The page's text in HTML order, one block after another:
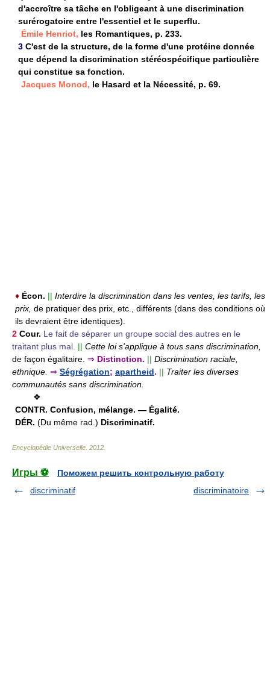
d'accroître sa tâche en l'obligeant à une discrimination
surérogatoire entre l'essentiel et le superflu.
Émile Henriot, les Romantiques, p. 233.
3 C'est de la structure, de la forme d'une protéine donnée
que dépend la discrimination stéréospécifique particulière
qui constitue sa fonction.
Jacques Monod, le Hasard et la Nécessité, p. 69.
♦ Écon. || Interdire la discrimination dans les ventes, les tarifs, les
prix, de pratiquer des prix, etc., différents (dans des conditions où
ils devraient être identiques).
2 Cour. Le fait de séparer un groupe social des autres en le
traitant plus mal. || Cette loi s'applique à tous sans discrimination,
de façon égalitaire. ⇒ Distinction. || Discrimination raciale,
ethnique. ⇒ Ségrégation; apartheid. || Traiter les diverses
communautés sans discrimination.
❖
CONTR. Confusion, mélange. — Égalité.
DÉR. (Du même rad.) Discriminatif.
Encyclopédie Universelle 2012
Игры ⚽
Поможем решить контрольную работу
discriminatif
discriminatoire